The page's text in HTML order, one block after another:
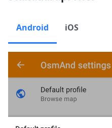
Android iOS